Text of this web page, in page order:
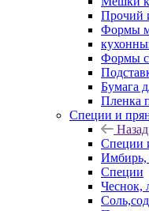
Прочий
Формы
Формы
Бумага
Пленка
Специи и
Назад
Специи
Имбирь,
Специи
Чеснок,